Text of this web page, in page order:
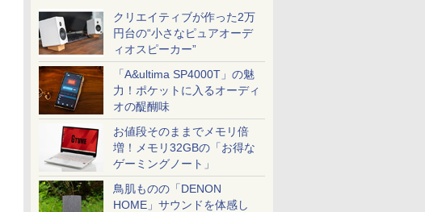
クリエイティブが作った2万
円台の“小さなピュアオーデ
ィオスピーカー”
「A&ultima SP4000T」の魅
力！ポケットに入るオーディ
オの醍醐味
お値段そのままでメモリ倍
増！メモリ32GBの「お得な
ゲーミングノート」
鳥肌ものの「DENON
HOME」サウンドを体感し